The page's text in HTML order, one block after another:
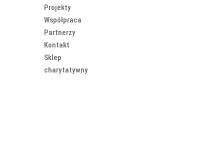
Projekty
Współpraca
Partnerzy
Kontakt
Sklep
charytatywny